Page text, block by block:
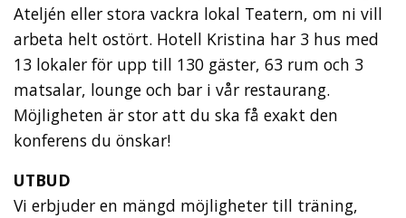
Ateljén eller stora vackra lokal Teatern, om ni vill
arbeta helt ostört. Hotell Kristina har 3 hus med
13 lokaler för upp till 130 gäster, 63 rum och 3
matsalar, lounge och bar i vår restaurang.
Möjligheten är stor att du ska få exakt den
konferens du önskar!
UTBUD
Vi erbjuder en mängd möjligheter till träning,